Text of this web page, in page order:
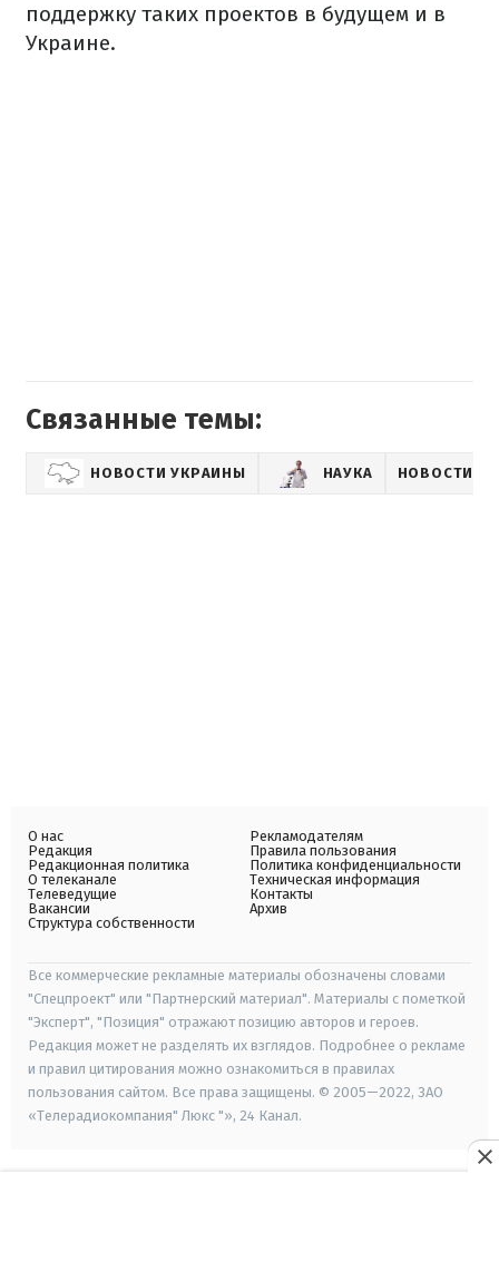
поддержку таких проектов в будущем и в
Украине.
Связанные темы:
НОВОСТИ УКРАИНЫ НАУКА НОВОСТИ
О нас
Редакция
Редакционная политика
О телеканале
Телеведущие
Вакансии
Структура собственности
Рекламодателям
Правила пользования
Политика конфиденциальности
Техническая информация
Контакты
Архив
Все коммерческие рекламные материалы обозначены словами
"Спецпроект" или "Партнерский материал". Материалы с пометкой
"Эксперт", "Позиция" отражают позицию авторов и героев.
Редакция может не разделять их взглядов. Подробнее о рекламе
и правил цитирования можно ознакомиться в правилах
пользования сайтом. Все права защищены. © 2005—2022, ЗАО
«Телерадиокомпания" Люкс "», 24 Канал.